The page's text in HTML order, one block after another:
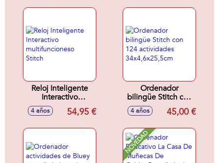
Reloj Inteligente
Interactivo
multifuncioneso
Stitch
4 años 54,95 €
Ordenador
bilingüe Stitch con
124 actividades
34x4,6x25,5cm
4 años 45,00 €
NOVEDAD